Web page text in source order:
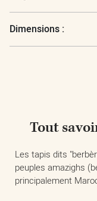
Dimensions :
Tout
Les tapis dits
peuples amazighs
principalement